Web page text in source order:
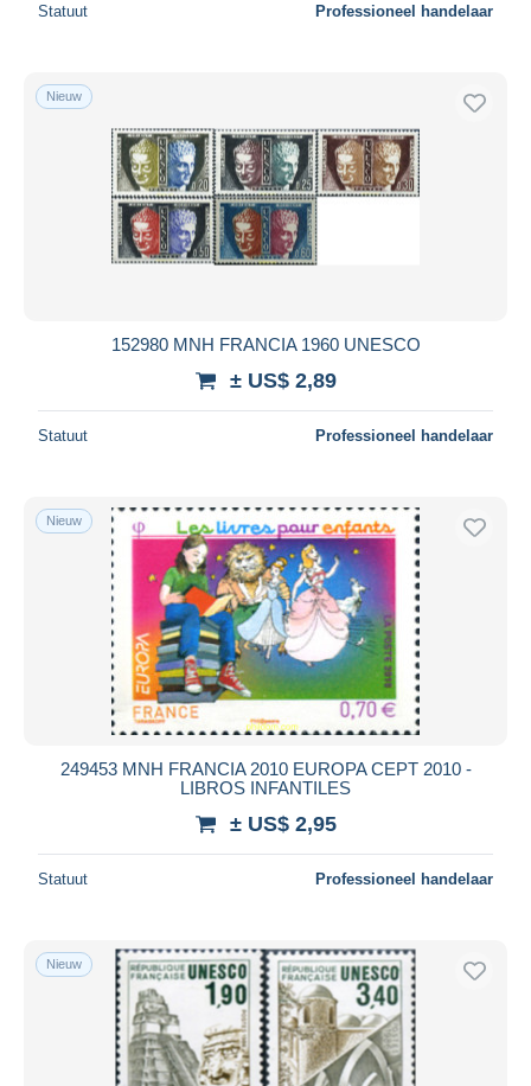
Toepassen
Statuut Professioneel handelaar
Nieuw
152980 MNH FRANCIA 1960 UNESCO
± US$ 2,89
Statuut Professioneel handelaar
Nieuw
249453 MNH FRANCIA 2010 EUROPA CEPT 2010 -
LIBROS INFANTILES
± US$ 2,95
Statuut Professioneel handelaar
Nieuw